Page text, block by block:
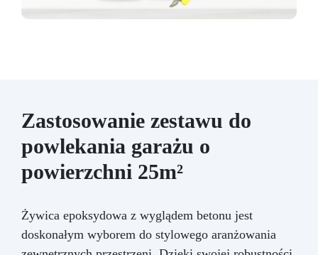
Zastosowanie zestawu do
powlekania garażu o
powierzchni 25m²
Żywica epoksydowa z wyglądem betonu jest
doskonałym wyborem do stylowego aranżowania